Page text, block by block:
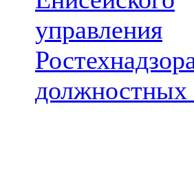
управления
должностных